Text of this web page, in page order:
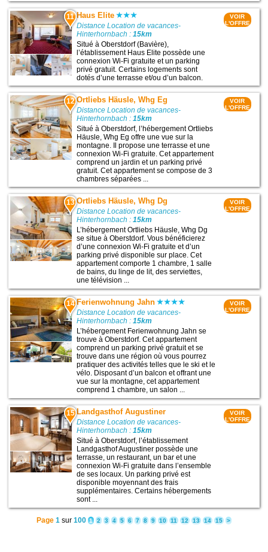
11 Haus Elite
Distance Location de vacances-
Hinterhornbach :15km
Situé à Oberstdorf (Bavière),
l’établissement Haus Elite possède une
connexion Wi-Fi gratuite et un parking
privé gratuit. Certains logements sont
dotés d’une terrasse et/ou d’un balcon.
VOIR
L'OFFRE
12 Ortliebs Häusle, Whg Eg
Distance Location de vacances-
Hinterhornbach :15km
Situé à Oberstdorf, l’hébergement Ortliebs
Häusle, Whg Eg offre une vue sur la
montagne. Il propose une terrasse et une
connexion Wi-Fi gratuite. Cet appartement
comprend un jardin et un parking privé
gratuit. Cet appartement se compose de 3
chambres séparées ...
VOIR
L'OFFRE
13 Ortliebs Häusle, Whg Dg
Distance Location de vacances-
Hinterhornbach :15km
L’hébergement Ortliebs Häusle, Whg Dg
se situe à Oberstdorf. Vous bénéficierez
d’une connexion Wi-Fi gratuite et d’un
parking privé disponible sur place. Cet
appartement comporte 1 chambre, 1 salle
de bains, du linge de lit, des serviettes,
une télévision ...
VOIR
L'OFFRE
14 Ferienwohnung Jahn
Distance Location de vacances-
Hinterhornbach :15km
L’hébergement Ferienwohnung Jahn se
trouve à Oberstdorf. Cet appartement
comprend un parking privé gratuit et se
trouve dans une région où vous pourrez
pratiquer des activités telles que le ski et le
vélo. Disposant d’un balcon et offrant une
vue sur la montagne, cet appartement
comprend 1 chambre, un salon ...
VOIR
L'OFFRE
15 Landgasthof Augustiner
Distance Location de vacances-
Hinterhornbach :15km
Situé à Oberstdorf, l’établissement
Landgasthof Augustiner possède une
terrasse, un restaurant, un bar et une
connexion Wi-Fi gratuite dans l’ensemble
de ses locaux. Un parking privé est
disponible moyennant des frais
supplémentaires. Certains hébergements
sont ...
VOIR
L'OFFRE
Page 1 sur 100 1 2 3 4 5 6 7 8 9 10 11 12 13 14 15 >